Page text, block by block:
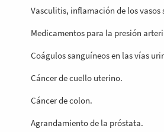
Vasculitis, inflamación de los vasos
Medicamentos para la presión
Coágulos sanguíneos en las vías
Cáncer de cuello uterino.
Cáncer de colon.
Agrandamiento de la próstata.